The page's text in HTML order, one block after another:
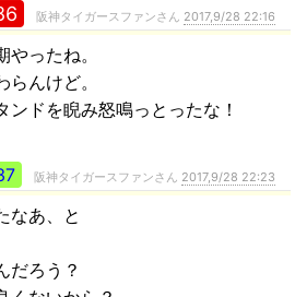
阪神タイガースファンさん 2017,9/28 22:16
ったね。
んけど。
ンドを睨み怒鳴っとったな！
阪神タイガースファンさん 2017,9/28 22:23
なあ、と
だろう？